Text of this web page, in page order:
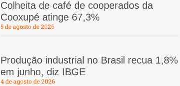
Colheita de café de cooperados da
Cooxupé atinge 67,3%
5 de agosto de 2026
Produção industrial no Brasil recua 1,8%
em junho, diz IBGE
4 de agosto de 2026